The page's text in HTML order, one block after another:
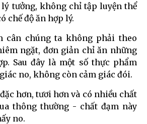
tưởng, không chỉ tập luyện thể
chế độ ăn hợp lý.
cân chúng ta không phải theo
ngặt, đơn giản chỉ ăn những
Sau đây là một số thực phẩm
no, không còn cảm giác đói.
hơn, tươi hơn và có nhiều chất
thông thường - chất đạm này
no.